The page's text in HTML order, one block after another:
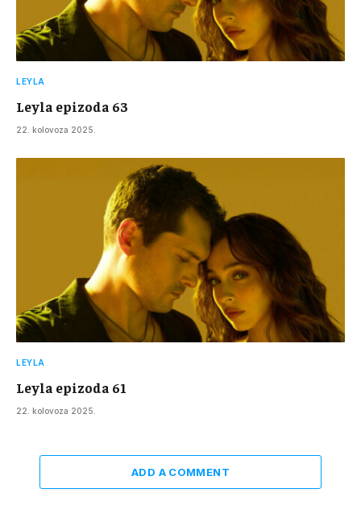
LEYLA
Leyla epizoda 63
22. kolovoza 2025.
LEYLA
Leyla epizoda 61
22. kolovoza 2025.
ADD A COMMENT